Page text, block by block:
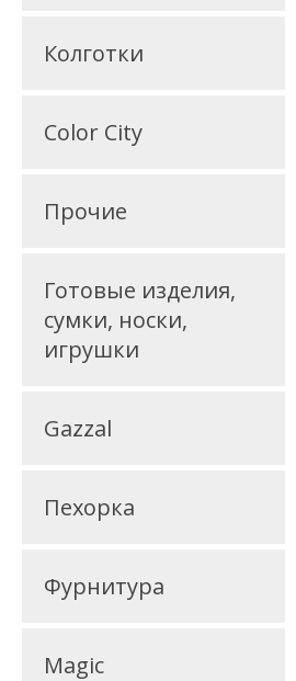
Колготки
Color City
Прочие
Готовые изделия,
сумки, носки,
игрушки
Gazzal
Пехорка
Фурнитура
Magic